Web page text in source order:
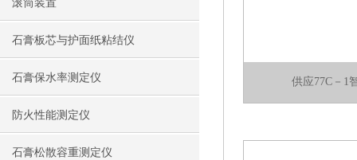
滚筒装置
石膏板芯与护面纸粘结仪
石膏保水率测定仪
防火性能测定仪
石膏松散容重测定仪
供应77C－1